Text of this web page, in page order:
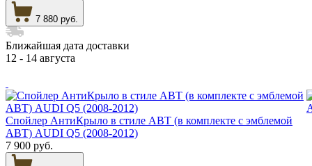
7 880 руб.
Ближайшая дата доставки
12 - 14 августа
Спойлер АнтиКрыло в стиле АВТ (в комплекте с эмблемой
АВТ) AUDI Q5 (2008-2012)
7 900 руб.